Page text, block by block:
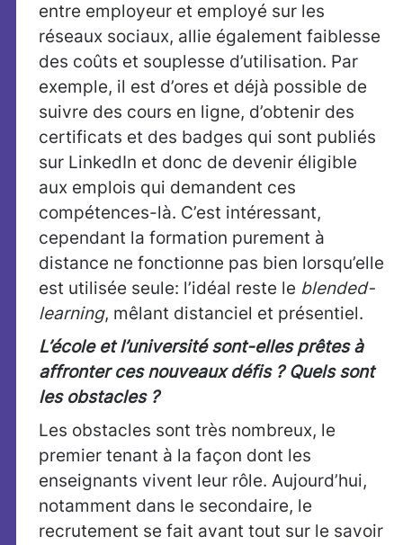
entre employeur et employé sur les
réseaux sociaux, allie également faiblesse
des coûts et souplesse d’utilisation. Par
exemple, il est d’ores et déjà possible de
suivre des cours en ligne, d’obtenir des
certificats et des badges qui sont publiés
sur LinkedIn et donc de devenir éligible
aux emplois qui demandent ces
compétences-là. C’est intéressant,
cependant la formation purement à
distance ne fonctionne pas bien lorsqu’elle
est utilisée seule: l’idéal reste le blended-
learning, mêlant distanciel et présentiel.
L’école et l’université sont-elles prêtes à
affronter ces nouveaux défis ? Quels sont
les obstacles ?
Les obstacles sont très nombreux, le
premier tenant à la façon dont les
enseignants vivent leur rôle. Aujourd’hui,
notamment dans le secondaire, le
recrutement se fait avant tout sur le savoir